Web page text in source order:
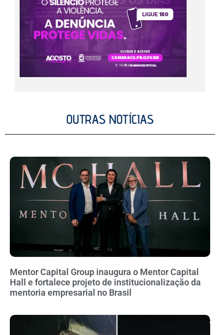
OUTRAS NOTÍCIAS
Mentor Capital Group inaugura o Mentor Capital
Hall e fortalece projeto de institucionalização da
mentoria empresarial no Brasil